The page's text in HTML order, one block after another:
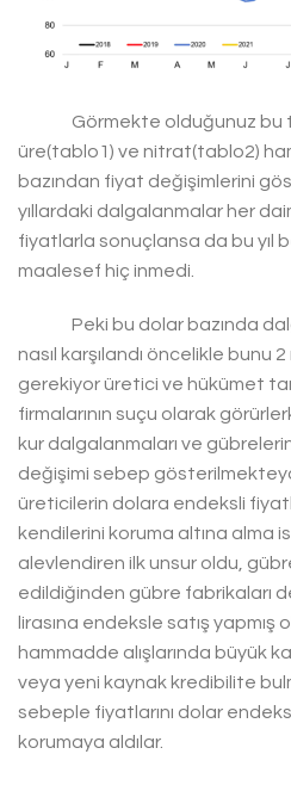
Görmekte olduğunuz bu
üre(tablo1) ve nitrat(tablo2)
bazından fiyat değişimlerini
yıllardaki dalgalanmalar her
fiyatlarla sonuçlansa da bu yıl
maalesef hiç inmedi.
Peki bu dolar bazında
nasıl karşılandı öncelikle bunu
gerekiyor üretici ve hükümet
firmalarının suçu olarak
kur dalgalanmaları ve
değişimi sebep
üreticilerin dolara endeksli
kendilerini koruma altına alma
alevlendiren ilk unsur oldu,
edildiğinden gübre fabrikaları
lirasına endeksle satış yapmış
hammadde alışlarında büyük
veya yeni kaynak kredibilite
sebeple fiyatlarını dolar
korumaya aldılar.